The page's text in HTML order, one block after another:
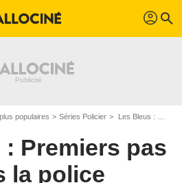
profil search
populaires Séries Policier Les Bleus : Premiers pas dans la police
Premiers pas
la police